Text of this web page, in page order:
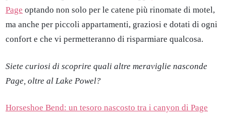
Page optando non solo per le catene più rinomate di motel,
ma anche per piccoli appartamenti, graziosi e dotati di ogni
confort e che vi permetteranno di risparmiare qualcosa.
Siete curiosi di scoprire quali altre meraviglie nasconde
Page, oltre al Lake Powel?
Horseshoe Bend: un tesoro nascosto tra i canyon di Page